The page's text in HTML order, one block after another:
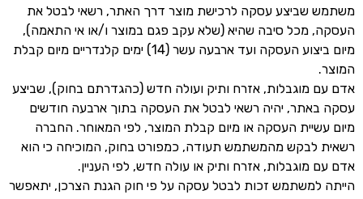
משתמש שביצע עסקה לרכישת מוצר דרך האתר, רשאי לבטל את
העסקה, מכל סיבה שהיא (שלא עקב פגם במוצר ו/או אי התאמה),
מיום ביצוע העסקה ועד ארבעה עשר (14) ימים קלנדריים מיום קבלת
המוצר.
אדם עם מוגבלות, אזרח ותיק ועולה חדש (כהגדרתם בחוק), שביצע
עסקה באתר, יהיה רשאי לבטל את העסקה בתוך ארבעה חודשים
מיום עשיית העסקה או מיום קבלת המוצר, לפי המאוחר. החברה
רשאית לבקש מהמשתמש תעודה, כמפורט בחוק, המוכיחה כי הוא
אדם עם מוגבלות, אזרח ותיק או עולה חדש, לפי העניין.
הייתה למשתמש זכות לבטל עסקה על פי חוק הגנת הצרכן, יתאפשר